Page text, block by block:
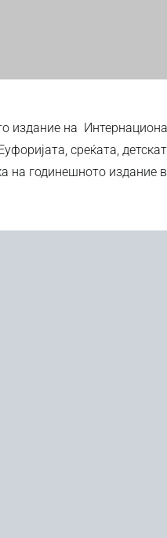
издание на
среќата,
на годинешното издание